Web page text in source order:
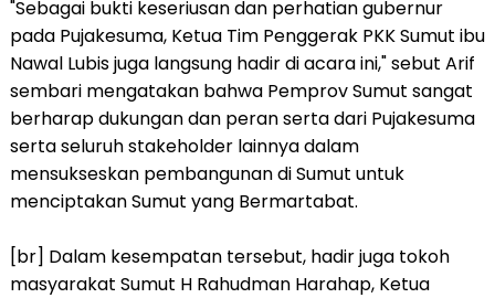
"Sebagai bukti keseriusan dan perhatian gubernur
pada Pujakesuma, Ketua Tim Penggerak PKK Sumut ibu
Nawal Lubis juga langsung hadir di acara ini," sebut Arif
sembari mengatakan bahwa Pemprov Sumut sangat
berharap dukungan dan peran serta dari Pujakesuma
serta seluruh stakeholder lainnya dalam
mensukseskan pembangunan di Sumut untuk
menciptakan Sumut yang Bermartabat.
[br] Dalam kesempatan tersebut, hadir juga tokoh
masyarakat Sumut H Rahudman Harahap, Ketua